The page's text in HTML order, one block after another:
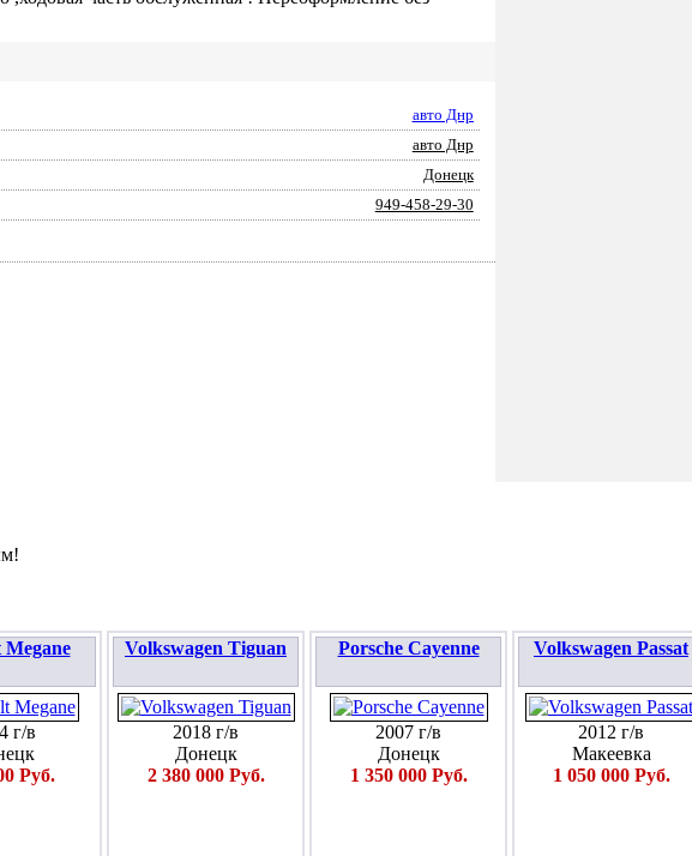
авто Днр
авто Днр
Донецк
949-458-29-30
г/в
Руб.
Volkswagen Tiguan
2018 г/в
Донецк
2 380 000 Руб.
Porsche Cayenne
2007 г/в
Донецк
1 350 000 Руб.
Volkswagen Passat
2012 г/в
Макеевка
1 050 000 Руб.